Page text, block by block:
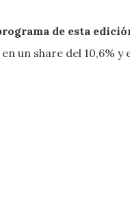
de esta
un share del 10,6% y